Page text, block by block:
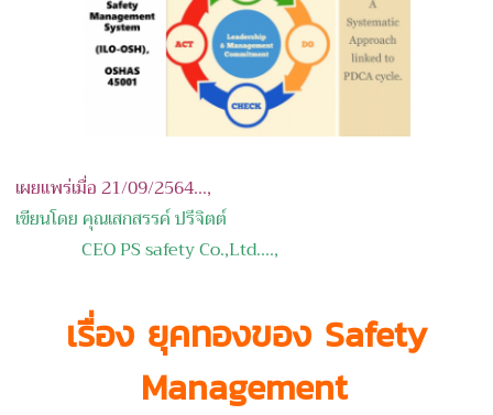
เผยแพร่เมื่อ 21/09/2564...,
เขียนโดย คุณเสกสรรค์ ปรีจิตต์
CEO PS safety Co.,Ltd....,
เรื่อง ยุคทองของ Safety
Management